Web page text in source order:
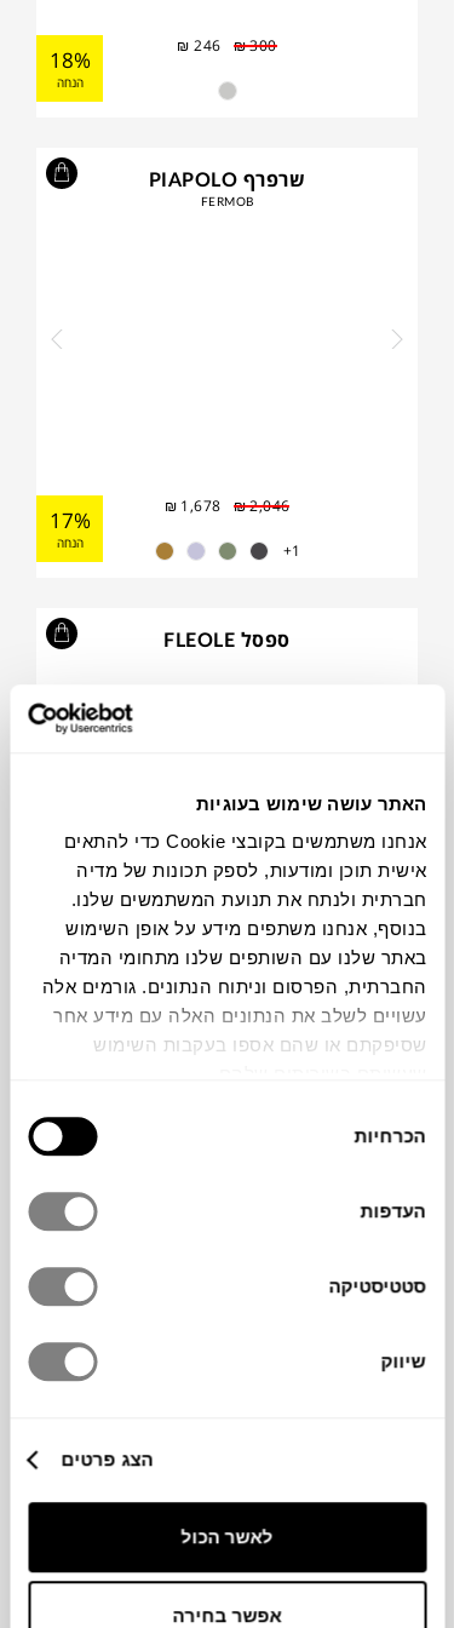
האתר עושה שימוש בעוגיות
אנחנו משתמשים בקובצי Cookie כדי להתאים
אישית תוכן ומודעות, לספק תכונות של מדיה
חברתית ולנתח את תנועת המשתמשים שלנו.
בנוסף, אנחנו משתפים מידע על אופן השימוש
באתר שלנו עם השותפים שלנו מתחומי המדיה
החברתית, הפרסום וניתוח הנתונים. גורמים אלה
עשויים לשלב את הנתונים האלה עם מידע אחר
שסיפקתם או שהם אספו בעקבות השימוש
הסכמה
הכרחיות
העדפות
סטטיסטיקה
שיווק
הצג פרטים
לאשר הכול
אפשר בחירה
₪300
₪ 246
18%
הנחה
שרפרף PIAPOLO
FERMOB
₪2,046
₪ 1,678
17%
הנחה 1+
ספסל FLEOLE
₪3,195
₪1,990
37%
הנחה
HAY